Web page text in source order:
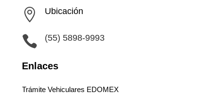
 Ubicación
 (55) 5898-9993
Enlaces
Trámite Vehiculares EDOMEX